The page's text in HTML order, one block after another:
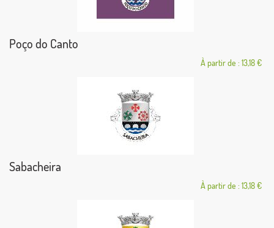
Poço do Canto
À partir de : 13,18 €
Sabacheira
À partir de : 13,18 €